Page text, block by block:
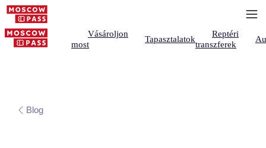
Vásároljon
most
Tapasztalatok
Reptéri
transzferek
Blog